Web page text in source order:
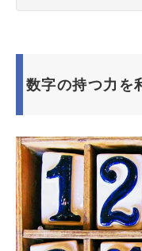
数字の持つ力を